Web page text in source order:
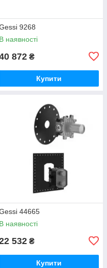
9268
В наявності
872 ₴
Купити
44665
В наявності
532 ₴
Купити